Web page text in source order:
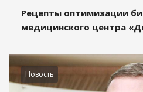
Рецепты оптимизации
медицинского центра
Новость